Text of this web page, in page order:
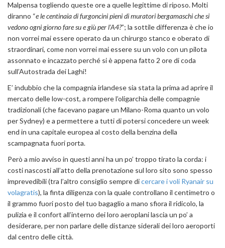
Malpensa togliendo queste ore a quelle legittime di riposo. Molti
diranno “e le centinaia di furgoncini pieni di muratori bergamaschi che si
vedono ogni giorno fare su e giù per l’A4?”; la sottile differenza è che io
non vorrei mai essere operato da un chirurgo stanco e oberato di
straordinari, come non vorrei mai essere su un volo con un pilota
assonnato e incazzato perché si è appena fatto 2 ore di coda
sull’Autostrada dei Laghi!
E’ indubbio che la compagnia irlandese sia stata la prima ad aprire il
mercato delle low-cost, a rompere l’oligarchia delle compagnie
tradizionali (che facevano pagare un Milano-Roma quanto un volo
per Sydney) e a permettere a tutti di potersi concedere un week
end in una capitale europea al costo della benzina della
scampagnata fuori porta.
Però a mio avviso in questi anni ha un po’ troppo tirato la corda: i
costi nascosti all’atto della prenotazione sul loro sito sono spesso
imprevedibili (tra l’altro consiglio sempre dicercare i voli Ryanair su
volagratis), la finta diligenza con la quale controllano il centimetro o
il grammo fuori posto del tuo bagaglio a mano sfiora il ridicolo, la
pulizia e il confort all’interno dei loro aeroplani lascia un po’ a
desiderare, per non parlare delle distanze siderali dei loro aeroporti
dal centro delle città.